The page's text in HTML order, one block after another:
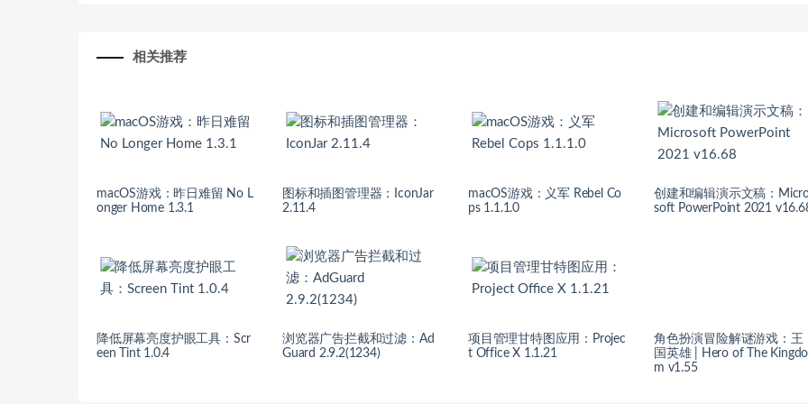
相关推荐
macOS游戏：昨日难留 No L
onger Home 1.3.1
图标和插图管理器：IconJar
2.11.4
macOS游戏：义军 Rebel Co
ps 1.1.1.0
创建和编辑演示文稿：
soft PowerPoint 2021
降低屏幕亮度护眼工具：Scr
een Tint 1.0.4
浏览器广告拦截和过滤：Ad
Guard 2.9.2(1234)
项目管理甘特图应用：Projec
t Office X 1.1.21
角色扮演冒险解谜游戏：王
国英雄 | Hero of The Kingdo
m v1.55